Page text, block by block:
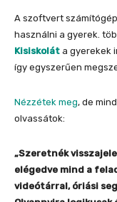
A szoftvert
használni a gyerek.
Kisiskolát a gyerekek
így egyszerűen
Nézzétek meg, de
olvassátok:
„Szeretnék
elégedve mind a
videótárral, óriási